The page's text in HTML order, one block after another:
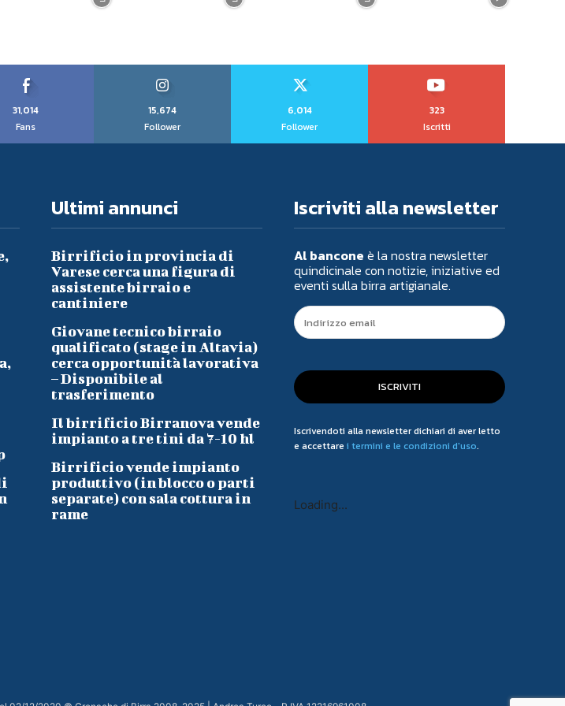
31,014
Fans
15,674
Follower
6,014
Follower
323
Iscritti
Ultimi annunci
Birrificio in provincia di
Varese cerca una figura di
assistente birraio e
cantiniere
Giovane tecnico birraio
qualificato (stage in Altavia)
cerca opportunità lavorativa
– Disponibile al
trasferimento
Il birrificio Birranova vende
impianto a tre tini da 7-10 hl
Birrificio vende impianto
produttivo (in blocco o parti
separate) con sala cottura in
rame
Iscriviti alla newsletter
Al bancone è la nostra newsletter
quindicinale con notizie, iniziative ed
eventi sulla birra artigianale.
ISCRIVITI
Iscrivendoti alla newsletter dichiari di aver letto
e accettare i termini e le condizioni d'uso.
Loading...